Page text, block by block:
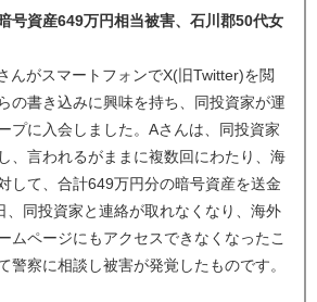
号資産649万円相当被害、石川郡50代女
んがスマートフォンでX(旧Twitter)を閲
の書き込みに興味を持ち、同投資家が運
プに入会しました。Aさんは、同投資家
、言われるがままに複数回にわたり、海
して、合計649万円分の暗号資産を送金
、同投資家と連絡が取れなくなり、海外
ムページにもアクセスできなくなったこ
警察に相談し被害が発覚したものです。